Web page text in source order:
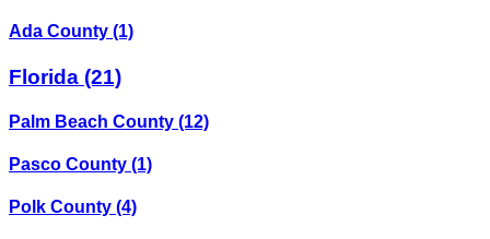
Ada County (1)
Florida (21)
Palm Beach County (12)
Pasco County (1)
Polk County (4)